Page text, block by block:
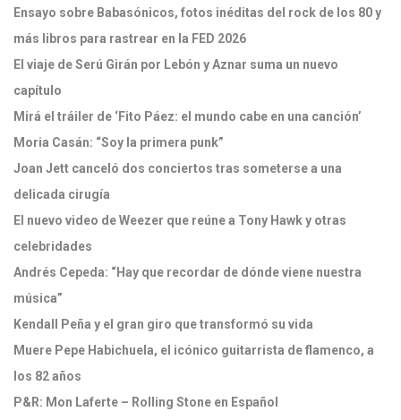
Ensayo sobre Babasónicos, fotos inéditas del rock de los 80 y
más libros para rastrear en la FED 2026
El viaje de Serú Girán por Lebón y Aznar suma un nuevo
capítulo
Mirá el tráiler de ‘Fito Páez: el mundo cabe en una canción’
Moria Casán: “Soy la primera punk”
Joan Jett canceló dos conciertos tras someterse a una
delicada cirugía
El nuevo video de Weezer que reúne a Tony Hawk y otras
celebridades
Andrés Cepeda: “Hay que recordar de dónde viene nuestra
música”
Kendall Peña y el gran giro que transformó su vida
Muere Pepe Habichuela, el icónico guitarrista de flamenco, a
los 82 años
P&R: Mon Laferte – Rolling Stone en Español